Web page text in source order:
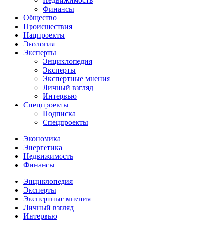
Финансы
Общество
Происшествия
Нацпроекты
Экология
Эксперты
Энциклопедия
Эксперты
Экспертные мнения
Личный взгляд
Интервью
Спецпроекты
Подписка
Спецпроекты
Экономика
Энергетика
Недвижимость
Финансы
Энциклопедия
Эксперты
Экспертные мнения
Личный взгляд
Интервью